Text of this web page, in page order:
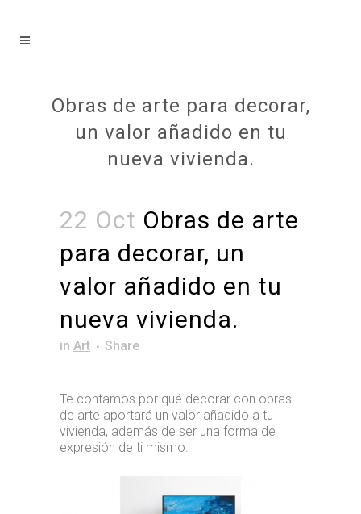
Obras de arte para decorar,
un valor añadido en tu
nueva vivienda.
22 Oct Obras de arte
para decorar, un
valor añadido en tu
nueva vivienda.
in Art Share
Te contamos por qué decorar con obras
de arte aportará un valor añadido a tu
vivienda, además de ser una forma de
expresión de ti mismo.